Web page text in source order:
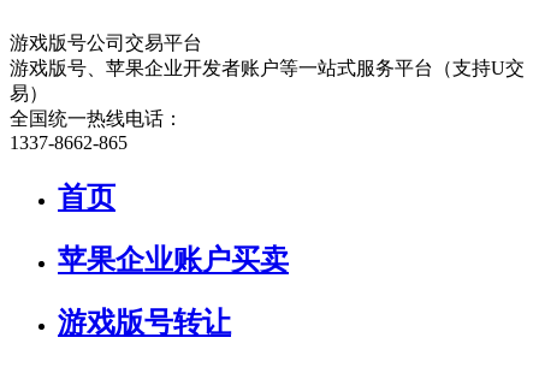
游戏版号公司交易平台
游戏版号、苹果企业开发者账户等一站式服务平台（支持U交
易）
全国统一热线电话：
1337-8662-865
首页
苹果企业账户买卖
游戏版号转让